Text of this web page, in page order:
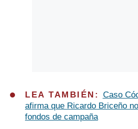
LEA TAMBIÉN: Caso
afirma que Ricardo Briceño
fondos de campaña